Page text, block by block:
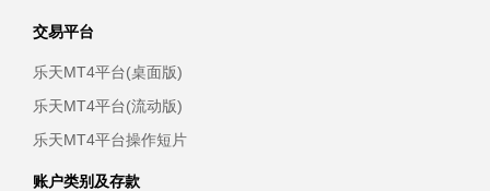
交易平台
乐天MT4平台(桌面版)
乐天MT4平台(流动版)
乐天MT4平台操作短片
账户类别及存款